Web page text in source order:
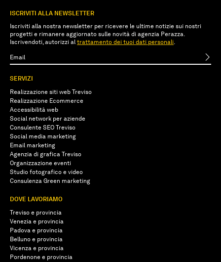
ISCRIVITI ALLA NEWSLETTER
Iscriviti alla nostra newsletter per ricevere le ultime notizie sui nostri
progetti e rimanere aggiornato sulle novità di agenzia Perazza.
Iscrivendoti, autorizzi al trattamento dei tuoi dati personali.
SERVIZI
Realizzazione siti web Treviso
Realizzazione Ecommerce
Accessibilità web
Social network per aziende
Consulente SEO Treviso
Social media marketing
Email marketing
Agenzia di grafica Treviso
Organizzazione eventi
Studio fotografico e video
Consulenza Green marketing
DOVE LAVORIAMO
Treviso e provincia
Venezia e provincia
Padova e provincia
Belluno e provincia
Vicenza e provincia
Pordenone e provincia